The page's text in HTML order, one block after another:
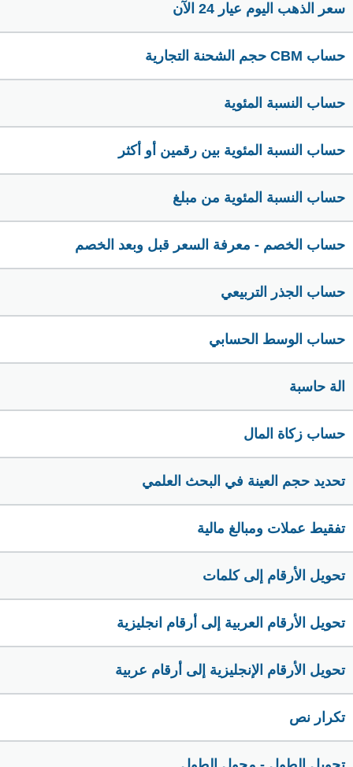
سعر الذهب اليوم عيار 24 الآن
حساب CBM حجم الشحنة التجارية
حساب النسبة المئوية
حساب النسبة المئوية بين رقمين أو أكثر
حساب النسبة المئوية من مبلغ
حساب الخصم - معرفة السعر قبل وبعد الخصم
حساب الجذر التربيعي
حساب الوسط الحسابي
الة حاسبة
حساب زكاة المال
تحديد حجم العينة في البحث العلمي
تفقيط عملات ومبالغ مالية
تحويل الأرقام إلى كلمات
تحويل الأرقام العربية إلى أرقام انجليزية
تحويل الأرقام الإنجليزية إلى أرقام عربية
تكرار نص